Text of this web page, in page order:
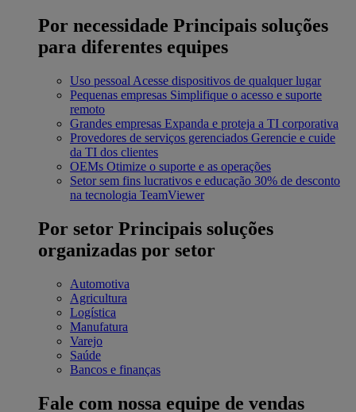
Por necessidade Principais soluções
para diferentes equipes
Uso pessoal Acesse dispositivos de qualquer lugar
Pequenas empresas Simplifique o acesso e suporte
remoto
Grandes empresas Expanda e proteja a TI corporativa
Provedores de serviços gerenciados Gerencie e cuide
da TI dos clientes
OEMs Otimize o suporte e as operações
Setor sem fins lucrativos e educação 30% de desconto
na tecnologia TeamViewer
Por setor Principais soluções
organizadas por setor
Automotiva
Agricultura
Logística
Manufatura
Varejo
Saúde
Bancos e finanças
Fale com nossa equipe de vendas